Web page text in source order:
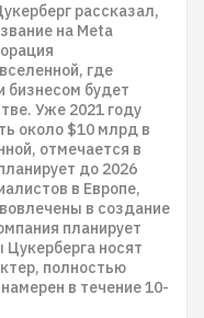
рассказал,
на Meta
где
будет
Уже 2021 году
около $10 млрд в
отмечается в
до 2026
в Европе,
в создание
планирует
носят
полностью
в течение 10-